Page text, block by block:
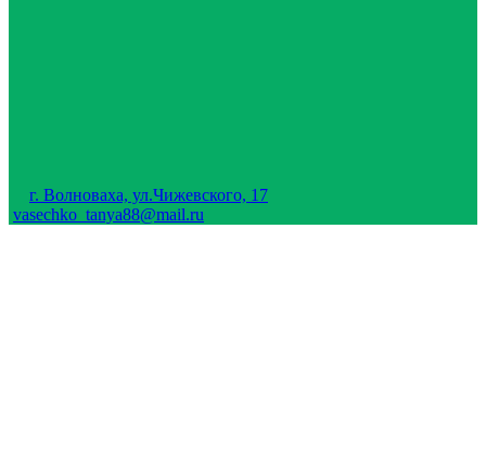
г. Волноваха, ул.Чижевского, 17
vasechko_tanya88@mail.ru